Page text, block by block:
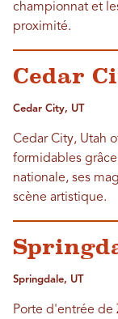
championnat et
proximité.
Cedar
Cedar City, UT
Cedar City, Utah
formidables
nationale, ses
scène artistique.
Springdale, UT
Porte d'entrée de